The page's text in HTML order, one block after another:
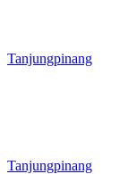
Tanjungpinang
Tanjungpinang